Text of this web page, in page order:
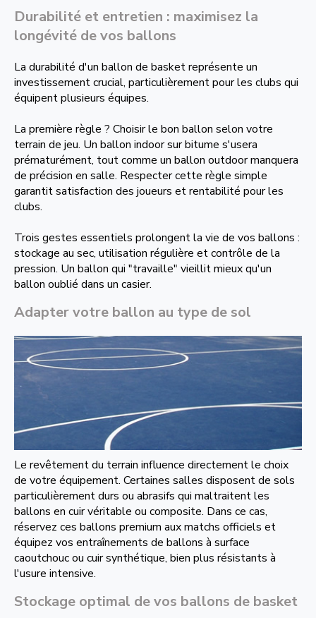
Durabilité et entretien : maximisez la
longévité de vos ballons
La durabilité d'un ballon de basket représente un
investissement crucial, particulièrement pour les clubs qui
équipent plusieurs équipes.
La première règle ? Choisir le bon ballon selon votre
terrain de jeu. Un ballon indoor sur bitume s'usera
prématurément, tout comme un ballon outdoor manquera
de précision en salle. Respecter cette règle simple
garantit satisfaction des joueurs et rentabilité pour les
clubs.
Trois gestes essentiels prolongent la vie de vos ballons :
stockage au sec, utilisation régulière et contrôle de la
pression. Un ballon qui "travaille" vieillit mieux qu'un
ballon oublié dans un casier.
Adapter votre ballon au type de sol
Le revêtement du terrain influence directement le choix
de votre équipement. Certaines salles disposent de sols
particulièrement durs ou abrasifs qui maltraitent les
ballons en cuir véritable ou composite. Dans ce cas,
réservez ces ballons premium aux matchs officiels et
équipez vos entraînements de ballons à surface
caoutchouc ou cuir synthétique, bien plus résistants à
l'usure intensive.
Stockage optimal de vos ballons de basket